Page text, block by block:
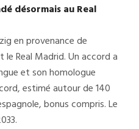
désormais au Real
en provenance de
le Real Madrid. Un accord a
et son homologue
estimé autour de 140
bonus compris. Le